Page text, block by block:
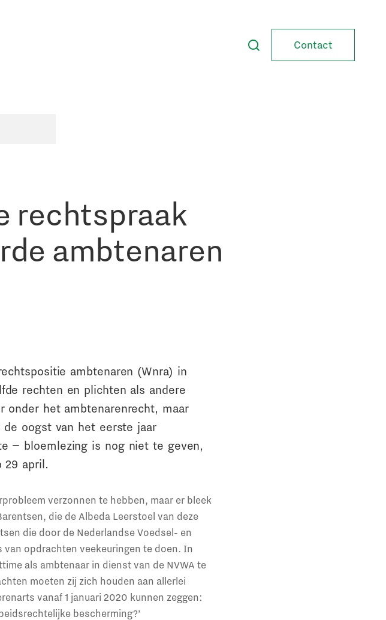
Contact
rechtspraak
ambtenaren
ambtenaren (Wnra) in
rechten en plichten als andere
het ambtenarenrecht, maar
de oogst van het eerste jaar
− bloemlezing is nog niet te geven,
29 april.
verzonnen te hebben, maar er bleek
die de Albeda Leerstoel van deze
die door de Nederlandse Voedsel- en
opdrachten veekeuringen te doen. In
als ambtenaar in dienst van de NVWA te
moeten zij zich houden aan allerlei
vanaf 1 januari 2020 kunnen zeggen:
bescherming?’